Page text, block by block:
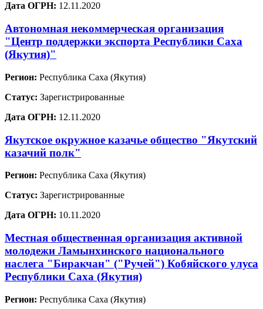
Дата ОГРН: 12.11.2020
Автономная некоммерческая организация
"Центр поддержки экспорта Республики Саха
(Якутия)"
Регион: Республика Саха (Якутия)
Статус: Зарегистрированные
Дата ОГРН: 12.11.2020
Якутское окружное казачье общество "Якутский
казачий полк"
Регион: Республика Саха (Якутия)
Статус: Зарегистрированные
Дата ОГРН: 10.11.2020
Местная общественная организация активной
молодежи Ламынхинского национального
наслега "Биракчан" ("Ручей") Кобяйского улуса
Республики Саха (Якутия)
Регион: Республика Саха (Якутия)